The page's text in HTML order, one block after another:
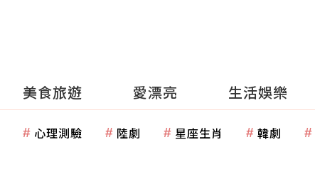
美食旅遊 愛漂亮 生活娛樂
心理測驗 陸劇 星座生肖 韓劇